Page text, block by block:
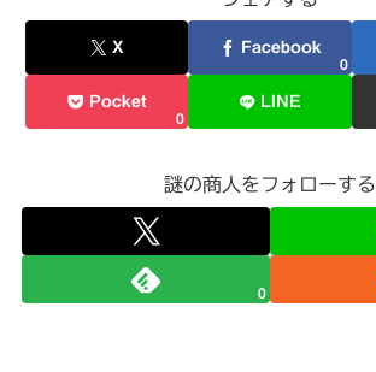
X Facebook
0
Pocket
0
LINE
謎の商人をフォローする
0